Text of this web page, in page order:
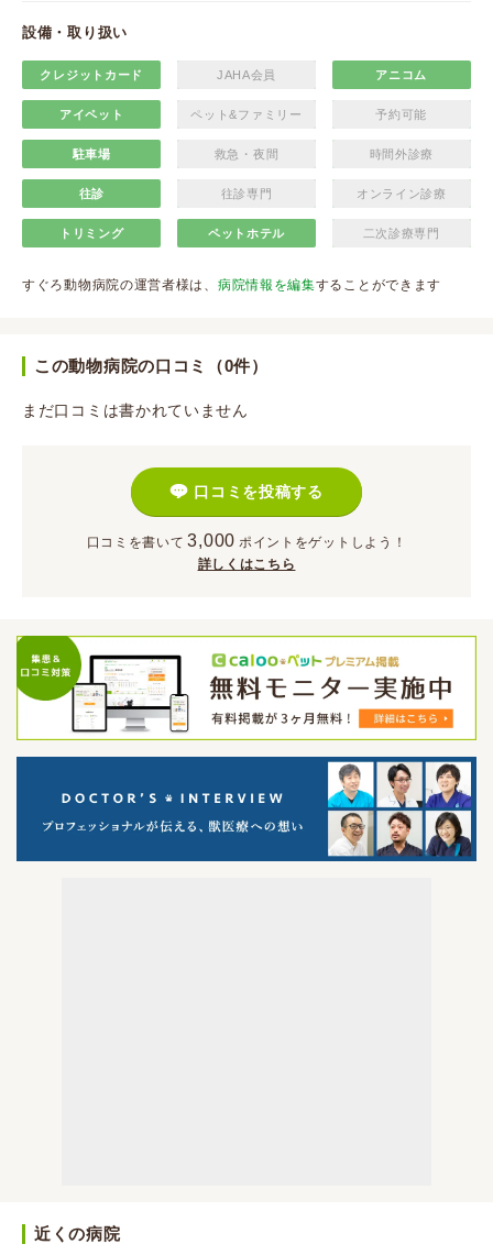
設備・取り扱い
クレジットカード JAHA会員 アニコム
アイペット ペット&ファミリー 予約可能
駐車場 救急・夜間 時間外診療
往診 往診専門 オンライン診療
トリミング ペットホテル 二次診療専門
すぐろ動物病院の運営者様は、 病院情報を編集することができます
この動物病院の口コミ（0件）
まだ口コミは書かれていません
口コミを投稿する
口コミを書いて 3,000 ポイント をゲットしよう！
詳しくはこちら
近くの病院